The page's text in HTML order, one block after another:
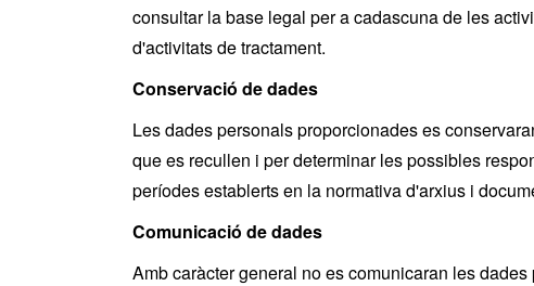
consultar la base legal per a cadascuna de les
d'activitats de tractament.
Conservació de dades
Les dades personals proporcionades es
que es recullen i per determinar les possibles
períodes establerts en la normativa d'arxius i
Comunicació de dades
Amb caràcter general no es comunicaran les